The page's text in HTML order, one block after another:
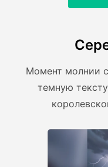
Момент молнии
темную